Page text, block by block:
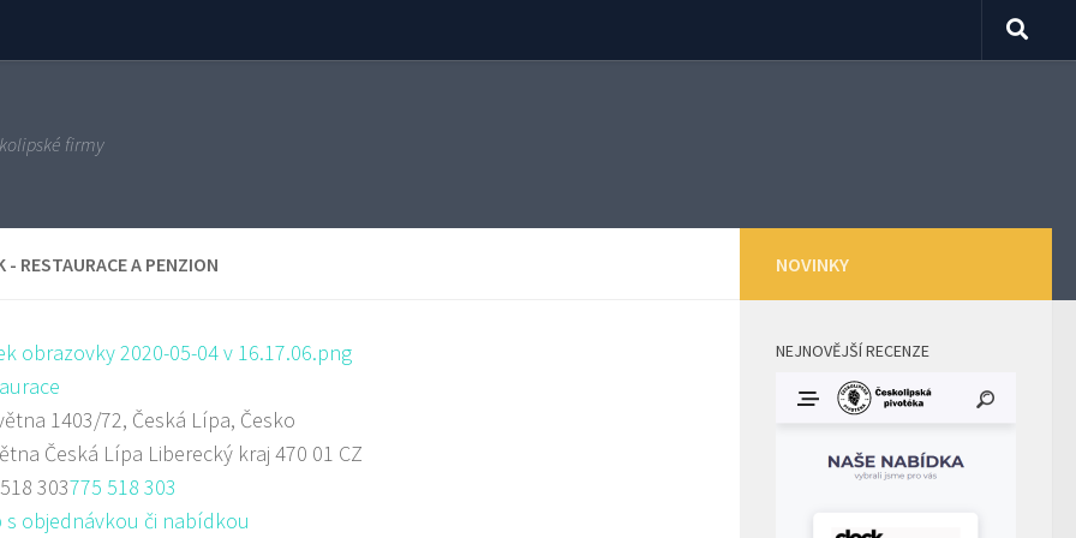
firmy
- RESTAURACE A PENZION
1403/72, Česká Lípa, Česko
Česká Lípa Liberecký kraj 470 01 CZ
303775 518 303
s objednávkou či nabídkou
NOVINKY
NEJNOVĚJŠÍ RECENZE